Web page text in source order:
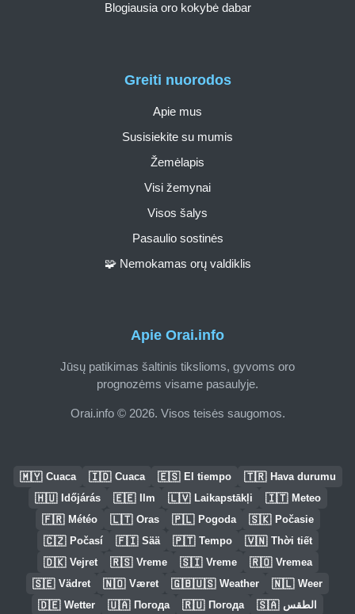
Apie Orai.info
Jūsų patikimas šaltinis tikslioms, gyvoms oro
prognozėms visame pasaulyje.
Orai.info © 2026. Visos teisės saugomos.
Greiti nuorodos
Apie mus
Susisiekite su mumis
Žemėlapis
Visi žemynai
Visos šalys
Pasaulio sostinės
🧩 Nemokamas orų valdiklis
Blogiausia oro kokybė dabar
🇲🇾 Cuaca 🇮🇩 Cuaca 🇪🇸 El tiempo 🇹🇷 Hava durumu
🇭🇺 Időjárás 🇪🇪 Ilm 🇱🇻 Laikapstākļi 🇮🇹 Meteo
🇫🇷 Météo 🇱🇹 Oras 🇵🇱 Pogoda 🇸🇰 Počasie
🇨🇿 Počasí 🇫🇮 Sää 🇵🇹 Tempo 🇻🇳 Thời tiết
🇩🇰 Vejret 🇷🇸 Vreme 🇸🇮 Vreme 🇷🇴 Vremea
🇸🇪 Vädret 🇳🇴 Været 🇬🇧🇺🇸 Weather 🇳🇱 Weer
🇩🇪 Wetter 🇺🇦 Погода 🇷🇺 Погода 🇸🇦 الطقس